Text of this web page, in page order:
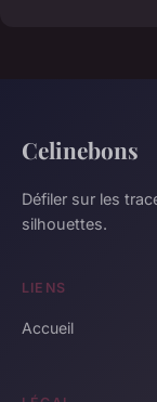
Celinebons
Défiler sur les
silhouettes.
LIENS
Accueil